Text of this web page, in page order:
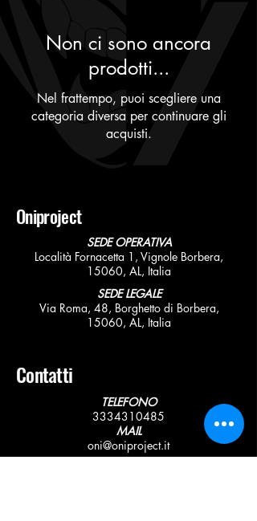
Non ci sono ancora
prodotti...
Nel frattempo, puoi scegliere una
categoria diversa per continuare gli
acquisti.
Oniproject
SEDE OPERATIVA
Località Fornacetta 1, Vignole Borbera,
15060, AL, Italia
SEDE LEGALE
Via Roma, 48, Borghetto di Borbera,
15060, AL, Italia
Contatti
TELEFONO
3334310485
MAIL
oni@oniproject.it